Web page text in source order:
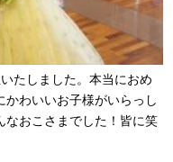
しました。本当におめ
わいいお子様がいらっし
なおこさまでした！皆に笑